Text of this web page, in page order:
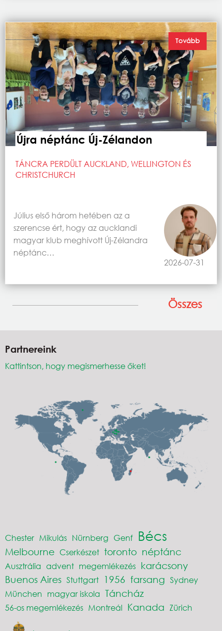
Újra néptánc Új-Zélandon
TÁNCRA PERDÜLT AUCKLAND, WELLINGTON ÉS
CHRISTCHURCH
2026-07-31
Július első három hetében az a
szerencse ért, hogy az aucklandi
magyar klub meghívott Új-Zélandra
néptánc…
Tovább
Összes
Partnereink
Kattintson, hogy megismerhesse őket!
Chester Mikulás Nürnberg Genf Bécs
Melbourne Cserkészet toronto néptánc
Ausztrália advent megemlékezés karácsony
Buenos Aires Stuttgart 1956 farsang Sydney
München magyar iskola Táncház
56-os megemlékezés Montreál Kanada Zürich